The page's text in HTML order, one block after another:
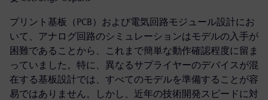
プリント基板（PCB）および電気回路モジュール設計にお
いて、アナログ回路のシミュレーションはモデルの入手が
困難であることから、これまで簡単な動作確認程度に留ま
っていました。特に、異なるサプライヤーのデバイスが混
在する基板設計では、すべてのモデルを準備することが容
易ではありません。しかし、近年の技術開発スピードに対